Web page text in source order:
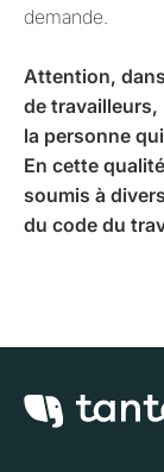
demande.
Attention,
de travailleurs,
la personne
En cette
soumis à
du code du